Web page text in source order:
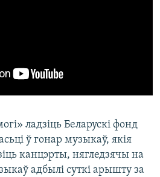
ладзіць Беларускі фонд
ў гонар музыкаў, якія
канцэрты, нягледзячы на
адбылі суткі арышту за